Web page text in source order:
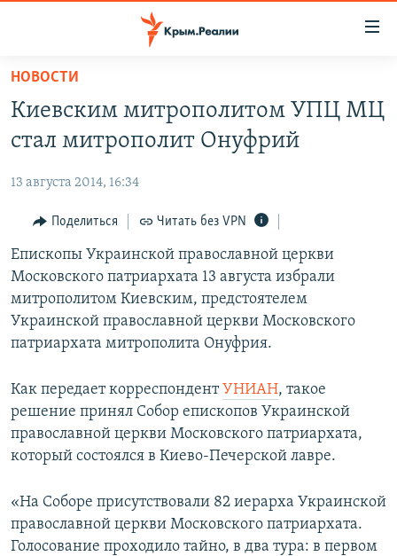
Вернуться
основному
содержанию
навигации
Вернутся
поиску
КАРТА ВОЕННЫХ ОБЪЕКТОВ КРЫМА
11 ЛЕТ ОККУПАЦИИ КРЫМА. 11 ИСТОРИЙ СОПРОТИВЛЕНИЯ
ИСТОРИЯ
ЕЩЕ
ИНТЕРАКТИВ
ТЕЛЕПРОЕКТ КРЫМ.РЕАЛИИ
СОВЕТЫ ПРАВОЗАЩИТНИКОВ
ПОБЕДИТЕЛЕЙ НЕ СУДЯТ?
КРЫМ.НЕПОКОРЕННЫЙ
УКРАИНСКАЯ ПРОБЛЕМА КРЫМА
РАДІО СВОБОДА
КАК ОБОЙТИ БЛОКИРОВКУ
Українською
ПРИСОЕДИНЯЙТЕСЬ!
Все сайты RFE/RL
НОВОСТИ
Киевским митрополитом УПЦ МЦ
стал митрополит Онуфрий
13 августа 2014, 16:34
Поделиться Читать без VPN
Епископы Украинской православной церкви
Московского патриархата 13 августа избрали
митрополитом Киевским, предстоятелем
Украинской православной церкви Московского
патриархата митрополита Онуфрия.
Как передает корреспондентУНИАН, такое
решение принял Собор епископов Украинской
православной церкви Московского патриархата,
который состоялся в Киево-Печерской лавре.
«На Соборе присутствовали 82 иерарха Украинской
православной церкви Московского патриархата.
Голосование проходило тайно, в два тура: в первом